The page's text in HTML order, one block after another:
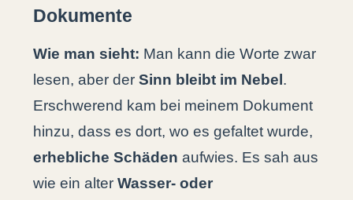
Dokumente
Wie man sieht: Man kann die Worte zwar
lesen, aber der Sinn bleibt im Nebel .
Erschwerend kam bei meinem Dokument
hinzu, dass es dort, wo es gefaltet wurde,
erhebliche Schäden aufwies. Es sah aus
wie ein alter Wasser- oder